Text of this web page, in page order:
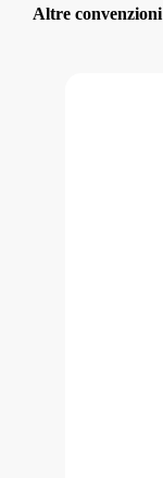
Altre convenzioni